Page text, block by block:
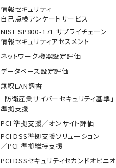
情報セキュリティ
自己点検アンケートサービス
NIST SP800-171 サプライチェーン
情報セキュリティアセスメント
ネットワーク機器設定評価
データベース設定評価
無線LAN調査
「防衛産業サイバーセキュリティ基準」
準拠支援
PCI 準拠支援／オンサイト評価
PCI DSS準拠支援ソリューション
／PCI 準拠維持支援
PCI DSSセキュリティセカンドオピニ